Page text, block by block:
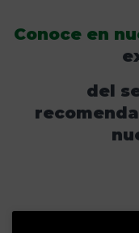
Conoce en
del